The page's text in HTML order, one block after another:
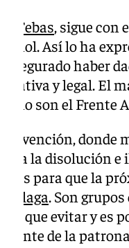
Tebas, sigue con
Así lo ha
asegurado haber
y legal. El
son el Frente
la disolución
para que la
Málaga. Son
que evitar y es
de la